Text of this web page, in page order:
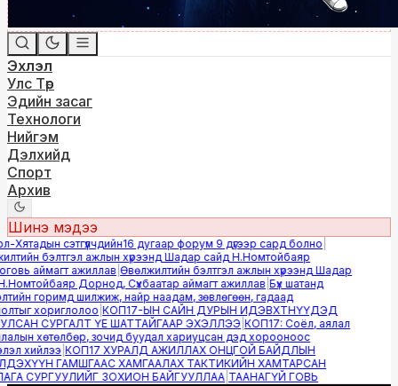
Эхлэл
Улс Төр
Эдийн засаг
Технологи
Нийгэм
Дэлхийд
Спорт
Архив
Шинэ мэдээ
сэтгүүлчдийн16 дугаар форум 9 дүгээр сард болно|
бэлтгэл ажлын хүрээнд Шадар сайд Н.Номтойбаяр
аймагт ажиллав|Өвөлжилтийн бэлтгэл ажлын хүрээнд Шадар
Дорнод, Сүхбаатар аймагт ажиллав|Бүх шатанд
горимд шилжиж, найр наадам, зөвлөгөөн, гадаад
хориглолоо|КОП17-ЫН САЙН ДУРЫН ИДЭВХТНҮҮДЭД
СУРГАЛТ ҮЕ ШАТТАЙГААР ЭХЭЛЛЭЭ|КОП17: Соёл, аялал
хөтөлбөр, зочид буудал хариуцсан дэд хорооноос
хийлээ|КОП17 ХУРАЛД АЖИЛЛАХ ОНЦГОЙ БАЙДЛЫН
ГАМШГААС ХАМГААЛАХ ТАКТИКИЙН ХАМТАРСАН
СУРГУУЛИЙГ ЗОХИОН БАЙГУУЛЛАА|ТААНАГҮЙ ГОВЬ